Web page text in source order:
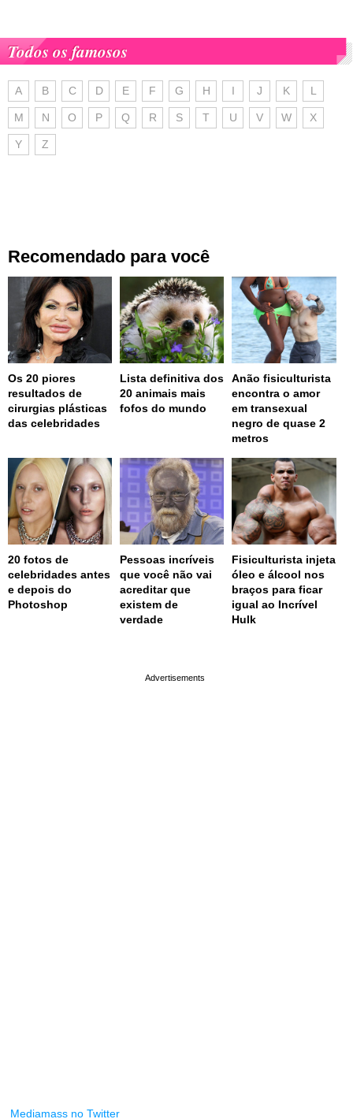
Todos os famosos
A B C D E F G H I J K L
M N O P Q R S T U V W X
Y Z
Recomendado para você
Os 20 piores
resultados de
cirurgias plásticas
das celebridades
Lista definitiva dos
20 animais mais
fofos do mundo
Anão fisiculturista
encontra o amor
em transexual
negro de quase 2
metros
20 fotos de
celebridades antes
e depois do
Photoshop
Pessoas incríveis
que você não vai
acreditar que
existem de
verdade
Fisiculturista injeta
óleo e álcool nos
braços para ficar
igual ao Incrível
Hulk
Mediamass no Twitter